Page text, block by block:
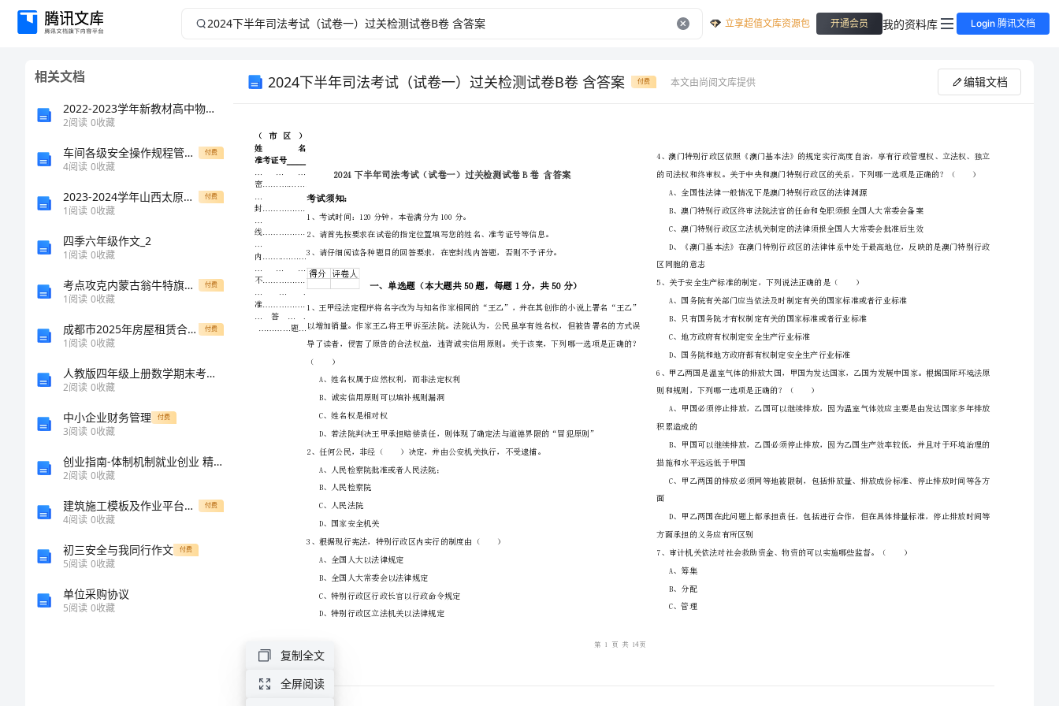
2024
（试
一）
立享超值文库资源包 开通会员 我的资料库 Login 腾讯文档
相关文档
2022-2023学年新教材高中物理 课时素养评价1 参考系 时间 质点 教科版必修第一册
2阅读 0收藏
车间各级安全操作规程管理制度范文 付费
4阅读 0收藏
2023-2024学年山西太原市育英中学数学七年级上册期中综合测评单元测评A卷（附答案详解） 付费
1阅读 0收藏
四季六年级作文_2
1阅读 0收藏
考点攻克内蒙古翁牛特旗乌丹第一中学物理八年级下册期末考试达标测试试卷（含答案详解） 付费
1阅读 0收藏
成都市2025年房屋租赁合同备案格式 付费
1阅读 0收藏
人教版四年级上册数学期末考试试卷及参考答案【培优a卷】
2阅读 0收藏
中小企业财务管理 付费
3阅读 0收藏
创业指南-体制机制就业创业 精品
2阅读 0收藏
建筑施工模板及作业平台钢管支架构造安全技术规范 付费
4阅读 0收藏
初三安全与我同行作文 付费
5阅读 0收藏
单位采购协议
5阅读 0收藏
2024下半年司法考试（试卷一）过关检测试卷B卷 含答案 付费 本文由尚阅文库提供 编辑文档
准考证号
………
……….………
密
…
………………
…
…
省
……..………
内
………………
不
…….
准
…….
答
……………
题
2、请首先按要求在试卷的指定位置填写您的姓名、准考证号等信息。
一、单选题（本大题共50题，每题1分，共50分）
以增加销量。作家王乙将王甲诉至法院。法院认为，公民虽享有姓名权，但被告署名的方式误
A、人民检察院批准或者人民法院；
复制全文
全屏阅读